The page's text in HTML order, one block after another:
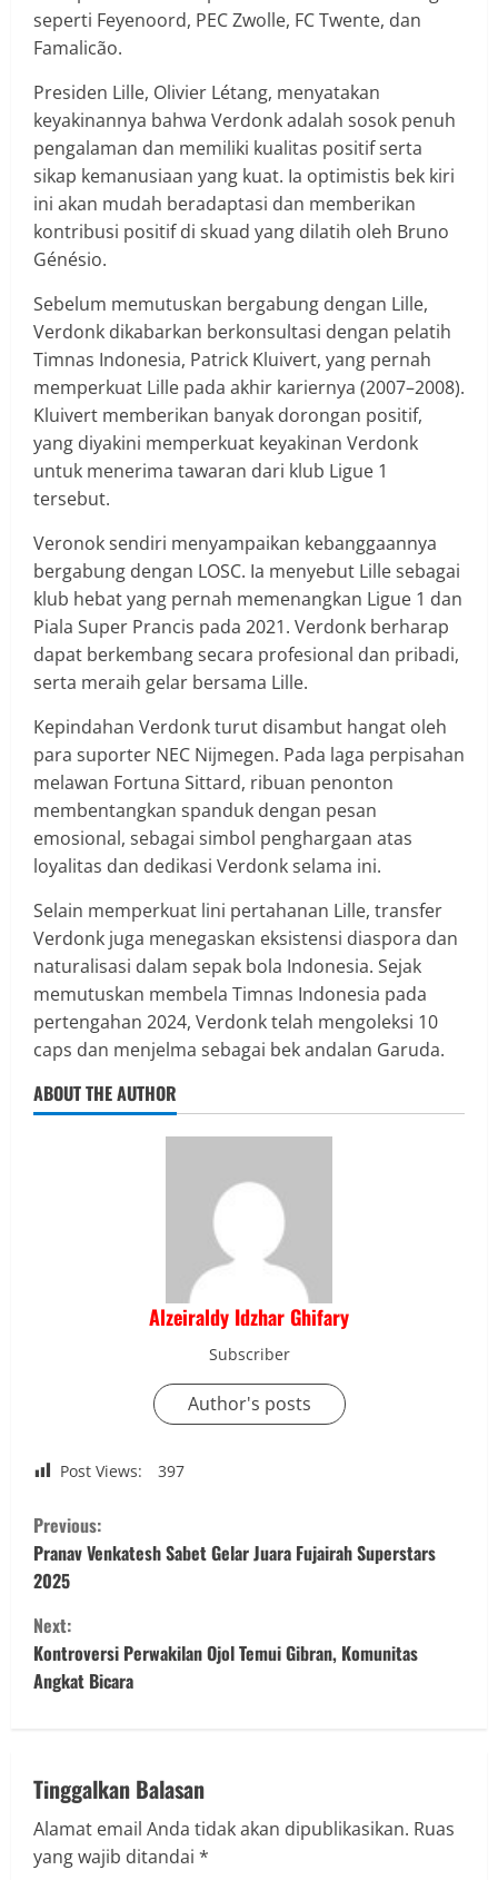
seperti Feyenoord, PEC Zwolle, FC Twente, dan
Famalicão.
Presiden Lille, Olivier Létang, menyatakan
keyakinannya bahwa Verdonk adalah sosok penuh
pengalaman dan memiliki kualitas positif serta
sikap kemanusiaan yang kuat. Ia optimistis bek kiri
ini akan mudah beradaptasi dan memberikan
kontribusi positif di skuad yang dilatih oleh Bruno
Génésio.
Sebelum memutuskan bergabung dengan Lille,
Verdonk dikabarkan berkonsultasi dengan pelatih
Timnas Indonesia, Patrick Kluivert, yang pernah
memperkuat Lille pada akhir kariernya (2007–2008).
Kluivert memberikan banyak dorongan positif,
yang diyakini memperkuat keyakinan Verdonk
untuk menerima tawaran dari klub Ligue 1
tersebut.
Veronok sendiri menyampaikan kebanggaannya
bergabung dengan LOSC. Ia menyebut Lille sebagai
klub hebat yang pernah memenangkan Ligue 1 dan
Piala Super Prancis pada 2021. Verdonk berharap
dapat berkembang secara profesional dan pribadi,
serta meraih gelar bersama Lille.
Kepindahan Verdonk turut disambut hangat oleh
para suporter NEC Nijmegen. Pada laga perpisahan
melawan Fortuna Sittard, ribuan penonton
membentangkan spanduk dengan pesan
emosional, sebagai simbol penghargaan atas
loyalitas dan dedikasi Verdonk selama ini.
Selain memperkuat lini pertahanan Lille, transfer
Verdonk juga menegaskan eksistensi diaspora dan
naturalisasi dalam sepak bola Indonesia. Sejak
memutuskan membela Timnas Indonesia pada
pertengahan 2024, Verdonk telah mengoleksi 10
caps dan menjelma sebagai bek andalan Garuda.
ABOUT THE AUTHOR
Alzeiraldy Idzhar Ghifary
Subscriber
Author's posts
Post Views: 397
C
o
n
t
i
u
e
Previous:
Pranav Venkatesh Sabet Gelar Juara Fujairah Superstars
2025
Next:
Kontroversi Perwakilan Ojol Temui Gibran, Komunitas
Angkat Bicara
Tinggalkan Balasan
Alamat email Anda tidak akan dipublikasikan. Ruas
yang wajib ditandai *